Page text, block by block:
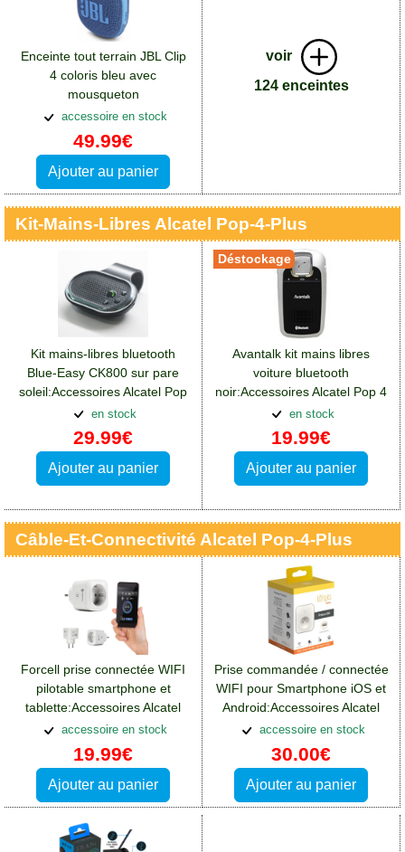
Enceinte tout terrain JBL Clip
4 coloris bleu avec
mousqueton
métallique:Accessoires Alcatel
Pop 4 Plus
accessoire en stock
49.99€
Ajouter au panier
voir
124 enceintes
Kit-Mains-Libres Alcatel Pop-4-Plus
Kit mains-libres bluetooth
Blue-Easy CK800 sur pare
soleil:Accessoires Alcatel Pop
4 Plus
en stock
29.99€
Ajouter au panier
Avantalk kit mains libres
voiture bluetooth
noir:Accessoires Alcatel Pop 4
Plus
en stock
19.99€
Ajouter au panier
Déstockage
Câble-Et-Connectivité Alcatel Pop-4-Plus
Forcell prise connectée WIFI
pilotable smartphone et
tablette:Accessoires Alcatel
Pop 4 Plus
accessoire en stock
19.99€
Ajouter au panier
Prise commandée / connectée
WIFI pour Smartphone iOS et
Android:Accessoires Alcatel
Pop 4 Plus
accessoire en stock
30.00€
Ajouter au panier